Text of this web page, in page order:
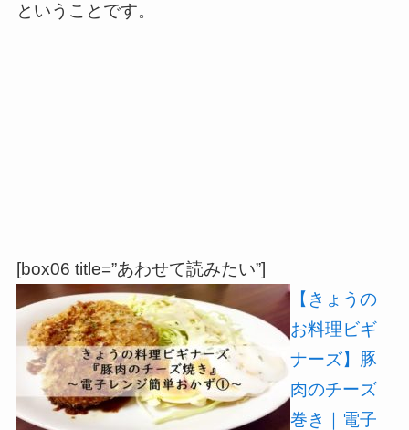
ということです。
[box06 title=”あわせて読みたい”]
【きょうの
お料理ビギ
ナーズ】豚
肉のチーズ
巻き｜電子